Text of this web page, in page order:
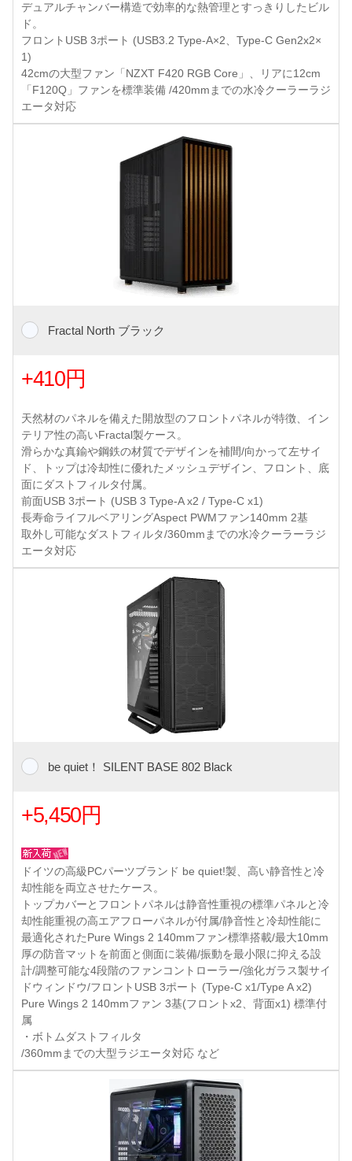
デュアルチャンバー構造で効率的な熱管理とすっきりしたビル
ド。
フロントUSB 3ポート (USB3.2 Type-A×2、Type-C Gen2x2×
1)
42cmの大型ファン「NZXT F420 RGB Core」、リアに12cm
「F120Q」ファンを標準装備 /420mmまでの水冷クーラーラジ
エータ対応
Fractal North ブラック
+410円
天然材のパネルを備えた開放型のフロントパネルが特徴、イン
テリア性の高いFractal製ケース。
滑らかな真鍮や鋼鉄の材質でデザインを補間/向かって左サイ
ド、トップは冷却性に優れたメッシュデザイン、フロント、底
面にダストフィルタ付属。
前面USB 3ポート (USB 3 Type-A x2 / Type-C x1)
長寿命ライフルベアリングAspect PWMファン140mm 2基
取外し可能なダストフィルタ/360mmまでの水冷クーラーラジ
エータ対応
be quiet！ SILENT BASE 802 Black
+5,450円
ドイツの高級PCパーツブランド be quiet!製、高い静音性と冷
却性能を両立させたケース。
トップカバーとフロントパネルは静音性重視の標準パネルと冷
却性能重視の高エアフローパネルが付属/静音性と冷却性能に
最適化されたPure Wings 2 140mmファン標準搭載/最大10mm
厚の防音マットを前面と側面に装備/振動を最小限に抑える設
計/調整可能な4段階のファンコントローラー/強化ガラス製サイ
ドウィンドウ/フロントUSB 3ポート (Type-C x1/Type A x2)
Pure Wings 2 140mmファン 3基(フロントx2、背面x1) 標準付
属
・ボトムダストフィルタ
/360mmまでの大型ラジエータ対応 など